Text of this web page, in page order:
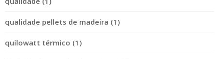
qualidade pellets de madeira (1)
quilowatt térmico (1)